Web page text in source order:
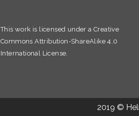
This work is licensed under a Creative
Commons Attribution-ShareAlike 4.0
International License.
2019 ©